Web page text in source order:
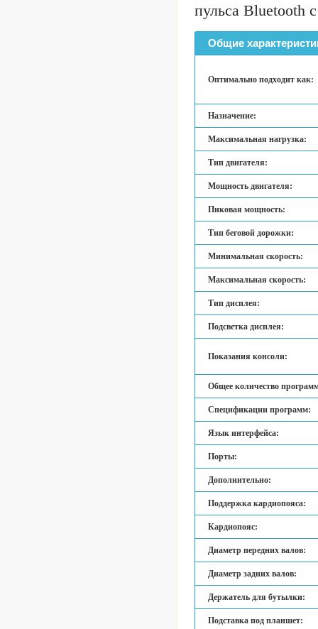
пульса Bluetooth
Общие
Оптимально подходит как:
Назначение:
Максимальная нагрузка:
Тип двигателя:
Мощность двигателя:
Пиковая мощность:
Тип беговой дорожки:
Минимальная скорость:
Максимальная скорость:
Тип дисплея:
Подсветка дисплея:
Показания консоли:
Общее количество
Спецификации программ:
Язык интерфейса:
Порты:
Дополнительно:
Поддержка кардиопояса:
Кардиопояс:
Диаметр передних валов:
Диаметр задних валов:
Держатель для бутылки:
Подставка под планшет: